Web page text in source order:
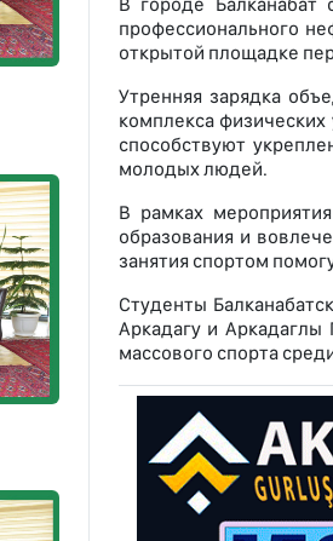
профессионального
открытой площадке
Утренняя зарядка
комплекса
способствуют
молодых людей.
В рамках
образования и
занятия спортом
Студенты
Аркадагу и
массового спорта